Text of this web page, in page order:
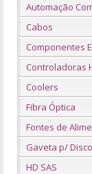
Automação
Cabos
Componentes
Controladoras
Coolers
Fibra Óptica
Fontes de
Gaveta p/
HD SAS